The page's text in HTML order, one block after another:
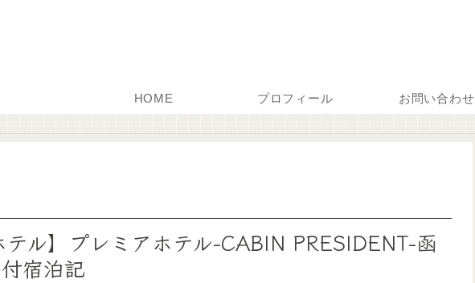
HOME プロフィール お問い合わせ
テル】プレミアホテル-CABIN PRESIDENT-函
宿泊記